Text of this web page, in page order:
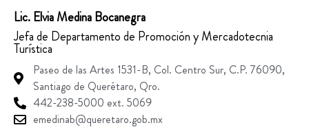
Lic. Elvia Medina Bocanegra
Jefa de Departamento de Promoción y Mercadotecnia
Turística
Paseo de las Artes 1531-B, Col. Centro Sur, C.P. 76090,
Santiago de Querétaro, Qro.
442-238-5000 ext. 5069
emedinab@queretaro.gob.mx